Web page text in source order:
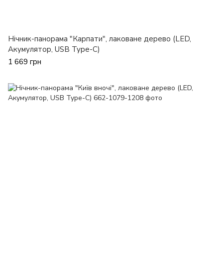
Нічник-панорама "Карпати", лаковане дерево (LED,
Акумулятор, USB Type-C)
1 669 грн